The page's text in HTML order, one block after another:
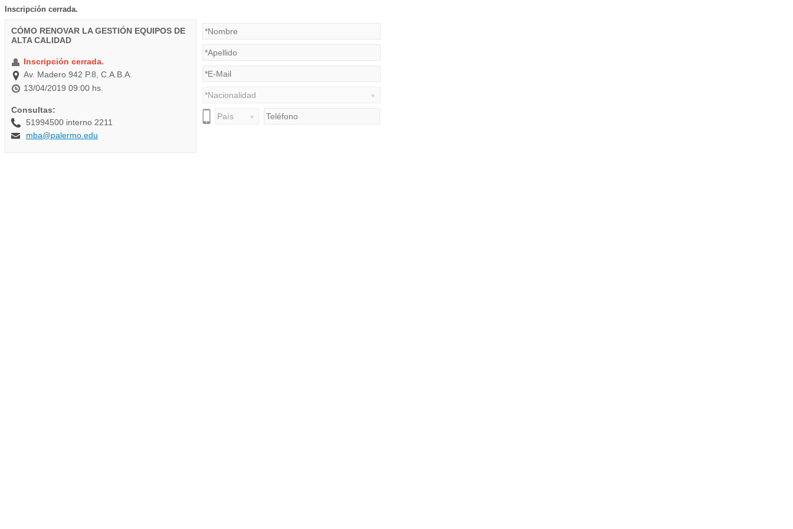
Inscripción cerrada.
CÓMO RENOVAR LA GESTIÓN EQUIPOS DE
ALTA CALIDAD
Inscripción cerrada.
Av. Madero 942 P.8, C.A.B.A.
13/04/2019 09:00 hs.
Consultas:
51994500 interno 2211
mba@palermo.edu